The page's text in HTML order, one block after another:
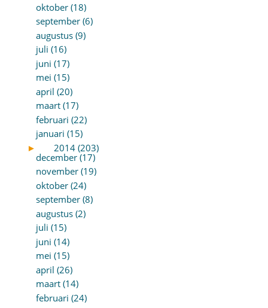
oktober (18)
september (6)
augustus (9)
juli (16)
juni (17)
mei (15)
april (20)
maart (17)
februari (22)
januari (15)
►
2014 (203)
december (17)
november (19)
oktober (24)
september (8)
augustus (2)
juli (15)
juni (14)
mei (15)
april (26)
maart (14)
februari (24)